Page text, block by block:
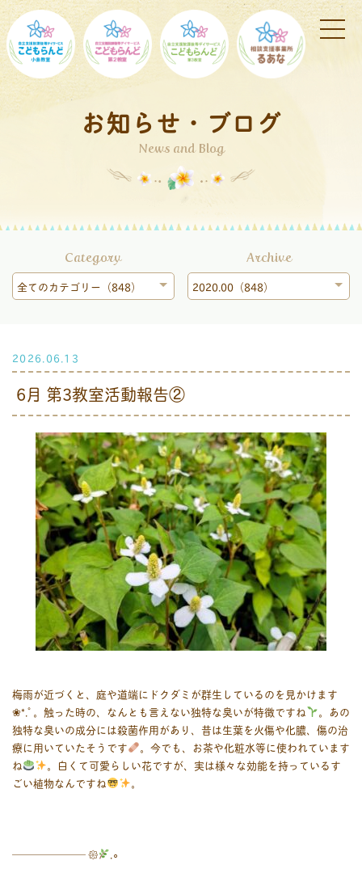
お知らせ・ブログ
News and Blog
Category
全てのカテゴリー（848）
Archive
2020.00（848）
2026.06.13
6月 第3教室活動報告②
梅雨が近づくと、庭や道端にドクダミが群生しているのを見かけます
❀*.ﾟ。触った時の、なんとも言えない独特な臭いが特徴ですね
‬‪。あの
独特な臭いの成分には殺菌作用があり、昔は生葉を火傷や化膿、傷の治
療に用いていたそうです
。今でも、お茶や化粧水等に使われています
ね
。白くて可愛らしい花ですが、実は様々な効能を持っているす
ごい植物なんですね
。
――――――― 𑁍 .∘